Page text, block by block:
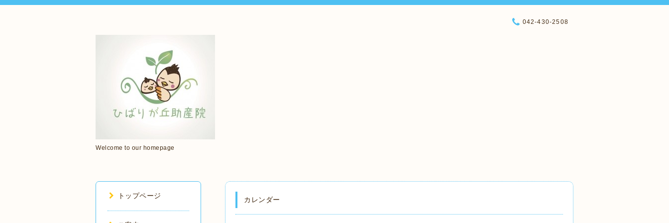
Welcome to our homepage
042-430-2508
カレンダー
トップページ